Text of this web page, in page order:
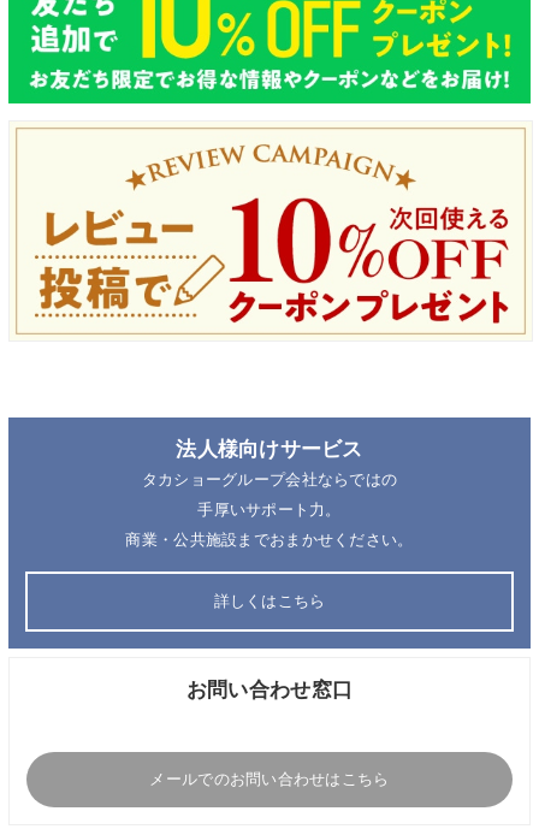
法人様向けサービス
タカショーグループ会社ならではの
手厚いサポート力。
商業・公共施設までおまかせください。
詳しくはこちら
お問い合わせ窓口
メールでのお問い合わせはこちら